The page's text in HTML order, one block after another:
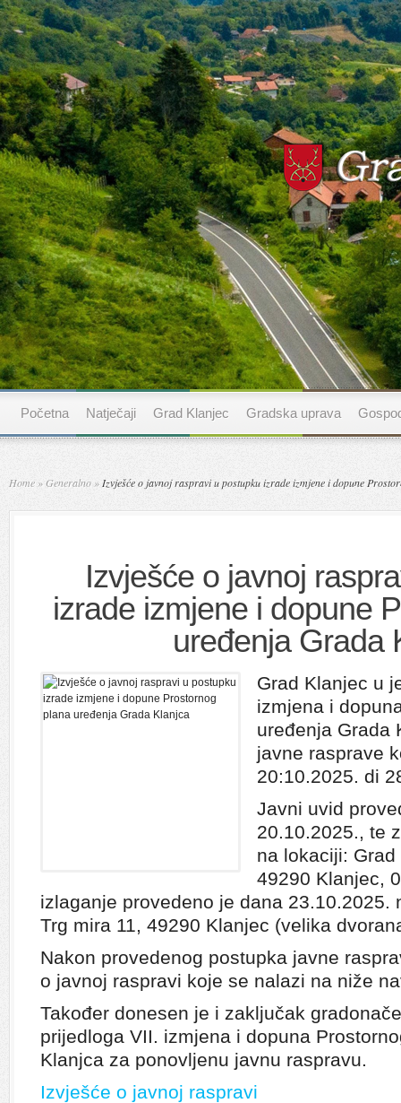
Početna Natječaji Grad Klanjec Gradska uprava
Home »Generalno » Izvješće o javnoj raspravi u postupku izrade izmjene i dopune
Izvješće o javnoj
izrade izmjene i dopune
uređenja Grada
Grad Klanjec u
izmjena i
uređenja Grada
javne rasprave
20:10.2025. di
Javni uvid
20.10.2025., te
na lokaciji:
49290 Klanjec,
izlaganje provedeno je dana 23.10.2025.
Trg mira 11, 49290 Klanjec (velika
Nakon provedenog postupka javne
o javnoj raspravi koje se nalazi na niže
Također donesen je i zaključak
prijedloga VII. izmjena i dopuna
Klanjca za ponovljenu javnu raspravu.
Izvješće o javnoj raspravi